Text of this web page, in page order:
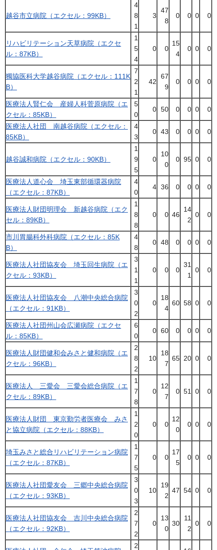
越谷市立病院（エクセル：99KB）
4
8
1
3
47
8
0 0 0 0
リハビリテーション天草病院（エクセ
ル：87KB）
1
5
4
0 0
15
4
0 0 0
獨協医科大学越谷病院（エクセル：111K
B）
7
2
1
42
67
9
0 0 0 0
医療法人賢仁会 産婦人科菅原病院（エ
クセル：85KB）
5
0
0 50 0 0 0 0
医療法人社団 南越谷病院（エクセル：
85KB）
4
3
0 43 0 0 0 0
越谷誠和病院（エクセル：90KB）
1
9
5
0
10
0
0 95 0 0
医療法人道心会 埼玉東部循環器病院
（エクセル：87KB）
4
0
4 36 0 0 0 0
医療法人財団明理会 新越谷病院（エク
セル：89KB）
1
8
8
0 0 46
14
2
0 0
市川胃腸科外科病院（エクセル：85K
B）
4
8
0 48 0 0 0 0
医療法人社団協友会 埼玉回生病院（エ
クセル：93KB）
3
1
1
0 0 0
31
1
0 0
医療法人社団協友会 八潮中央総合病院
（エクセル：91KB）
3
0
2
0
18
4
60 58 0 0
医療法人社団州山会広瀬病院（エクセ
ル：85KB）
6
0
0 60 0 0 0 0
医療法人財団健和会みさと健和病院（エ
クセル：96KB）
2
8
2
10
18
7
65 20 0 0
医療法人 三愛会 三愛会総合病院（エ
クセル：89KB）
1
7
8
0
12
7
0 51 0 0
医療法人財団 東京勤労者医療会 みさ
と協立病院（エクセル：88KB）
1
2
0
0 0
12
0
0 0 0
埼玉みさと総合リハビリテーション病院
（エクセル：87KB）
1
7
5
0 0
17
5
0 0 0
医療法人社団愛友会 三郷中央総合病院
（エクセル：93KB）
3
0
3
10
19
2
47 54 0 0
医療法人社団協友会 吉川中央総合病院
（エクセル：92KB）
2
7
2
0
13
0
30
11
2
0 0
2